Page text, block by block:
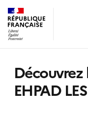
Découvrez
EHPAD